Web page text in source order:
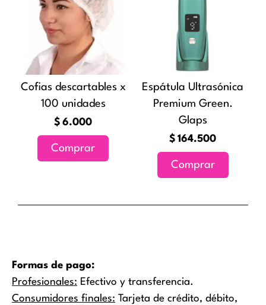
Cofias descartables x
100 unidades
$ 6.000
Comprar
Espátula Ultrasónica
Premium Green.
Glaps
$ 164.500
Comprar
Formas de pago:
Profesionales: Efectivo y transferencia.
Consumidores finales: Tarjeta de crédito, débito,